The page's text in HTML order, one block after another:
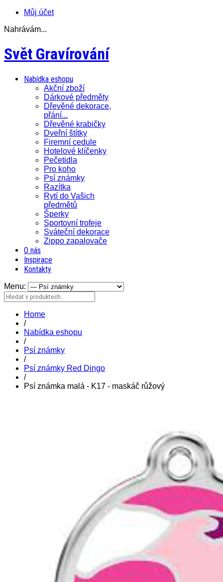
Můj účet
Nahrávám...
Svět Gravírování
Nabídka eshopu
Akční zboží
Dárkové předměty
Dřevěné dekorace,
přání...
Dřevěné krabičky
Dveřní štítky
Firemní cedule
Hotelové klíčenky
Pečetidla
Pro koho
Psí známky
Razítka
Rytí do Vašich
předmětů
Šperky
Sportovní trofeje
Sváteční dekorace
Zippo zapalovače
O nás
Inspirace
Kontakty
Menu:
Home
/
Nabídka eshopu
/
Psí známky
/
Psí známky Red Dingo
/
Psí známka malá - K17 - maskáč růžový